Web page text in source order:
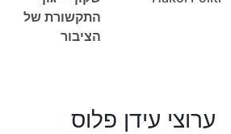
התקשורת של
הציבור
ערוצי עידן פלוס